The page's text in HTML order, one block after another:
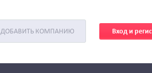
ДОБАВИТЬ КОМПАНИЮ Вход и